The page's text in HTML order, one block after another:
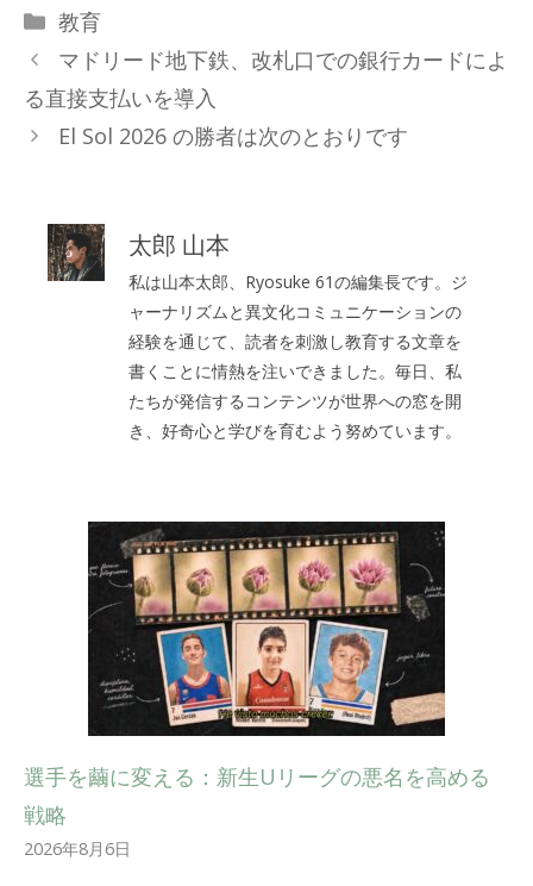
カ
テ
ゴ
リ
ー
教育
マドリード地下鉄、改札口での銀行カードによ
る直接支払いを導入
El Sol 2026 の勝者は次のとおりです
太郎 山本
私は山本太郎、Ryosuke 61の編集長です。ジ
ャーナリズムと異文化コミュニケーションの
経験を通じて、読者を刺激し教育する文章を
書くことに情熱を注いできました。毎日、私
たちが発信するコンテンツが世界への窓を開
き、好奇心と学びを育むよう努めています。
選手を繭に変える：新生Uリーグの悪名を高める
戦略
2026年8月6日